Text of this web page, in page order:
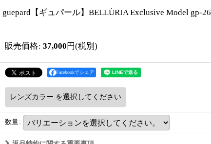
guepard【ギュパール】BELLÙRIA Exclusive Model gp-26
販売価格: 37,000 円(税別)
Facebookでシェア
レンズカラー を選択してください
数量: